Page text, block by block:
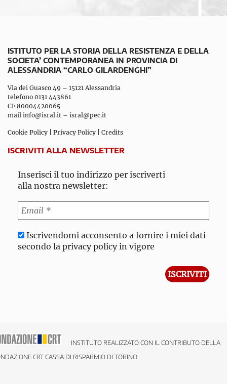
ISTITUTO PER LA STORIA DELLA RESISTENZA E DELLA
SOCIETA’ CONTEMPORANEA IN PROVINCIA DI
ALESSANDRIA “CARLO GILARDENGHI”
Via dei Guasco 49 – 15121 Alessandria
telefono 0131 443861
CF 80004420065
mail info@isral.it – isral@pec.it
Cookie Policy Privacy Policy Credits
ISCRIVITI ALLA NEWSLETTER
Inserisci il tuo indirizzo per iscriverti
alla nostra newsletter:
Iscrivendomi acconsento a fornire i miei dati
secondo la privacy policy in vigore
INSTITUTO REALIZZATO CON IL CONTRIBUTO DELLA
CRT CASSA DI RISPARMIO DI TORINO